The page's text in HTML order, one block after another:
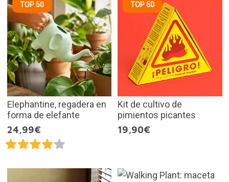
TOP 50
Elephantine, regadera en
forma de elefante
24,99€
TOP 50
Kit de cultivo de
pimientos picantes
19,90€